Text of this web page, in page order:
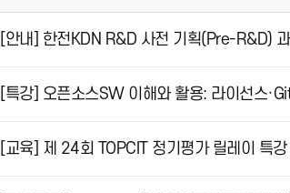
[안내] 한전KDN R&D 사전 기획(Pre-R&D)
[특강] 오픈소스SW 이해와 활용: 라이선스
[교육] 제 24회 TOPCIT 정기평가 릴레이